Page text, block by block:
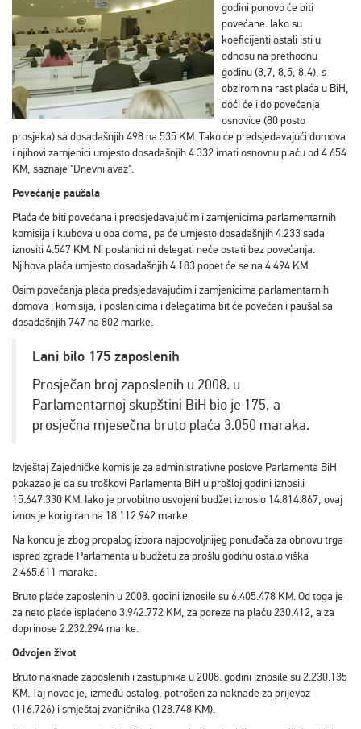
godini ponovo će biti
povećane. Iako su
koeficijenti ostali isti u
odnosu na prethodnu
godinu (8,7, 8,5, 8,4), s
obzirom na rast plaća u BiH,
doći će i do povećanja
osnovice (80 posto
prosjeka) sa dosadašnjih 498 na 535 KM. Tako će predsjedavajući domova
i njihovi zamjenici umjesto dosadašnjih 4.332 imati osnovnu plaću od 4.654
KM, saznaje "Dnevni avaz".
Povećanje paušala
Plaća će biti povećana i predsjedavajućim i zamjenicima parlamentarnih
komisija i klubova u oba doma, pa će umjesto dosadašnjih 4.233 sada
iznositi 4.547 KM. Ni poslanici ni delegati neće ostati bez povećanja.
Njihova plaća umjesto dosadašnjih 4.183 popet će se na 4.494 KM.
Osim povećanja plaća predsjedavajućim i zamjenicima parlamentarnih
domova i komisija, i poslanicima i delegatima bit će povećan i paušal sa
dosadašnjih 747 na 802 marke.
Lani bilo 175 zaposlenih
Prosječan broj zaposlenih u 2008. u
Parlamentarnoj skupštini BiH bio je 175, a
prosječna mjesečna bruto plaća 3.050 maraka.
Izvještaj Zajedničke komisije za administrativne poslove Parlamenta BiH
pokazao je da su troškovi Parlamenta BiH u prošloj godini iznosili
15.647.330 KM. Iako je prvobitno usvojeni budžet iznosio 14.814.867, ovaj
iznos je korigiran na 18.112.942 marke.
Na koncu je zbog propalog izbora najpovoljnijeg ponuđača za obnovu trga
ispred zgrade Parlamenta u budžetu za prošlu godinu ostalo viška
2.465.611 maraka.
Bruto plaće zaposlenih u 2008. godini iznosile su 6.405.478 KM. Od toga je
za neto plaće isplaćeno 3.942.772 KM, za poreze na plaću 230.412, a za
doprinose 2.232.294 marke.
Odvojen život
Bruto naknade zaposlenih i zastupnika u 2008. godini iznosile su 2.230.135
KM. Taj novac je, između ostalog, potrošen za naknade za prijevoz
(116.726) i smještaj zvaničnika (128.748 KM).